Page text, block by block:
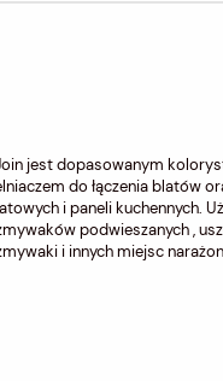
jest dopasowanym
do łączenia blatów
i paneli kuchennych.
podwieszanych ,
i innych miejsc